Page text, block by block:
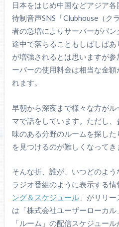
日本をはじめ中国などアジア
待制音声SNS「Clubhouse（ク
者の急増によりサーバーがパン
途中で落ちることもしばしば
が増強されるとは思いますが
ーバーの使用料金は相当な金
れます。
早朝から深夜まで様々な方が
マで話をしています。ただし
味のある分野のルームを探し
を見つけるのが難しくなってき
そんな折、誰が、いつどのよ
ラジオ番組のように表示する情
ング＆スケジュール」がリリー
は「株式会社ユーザーローカ
「ルーム」の配信スケジュー